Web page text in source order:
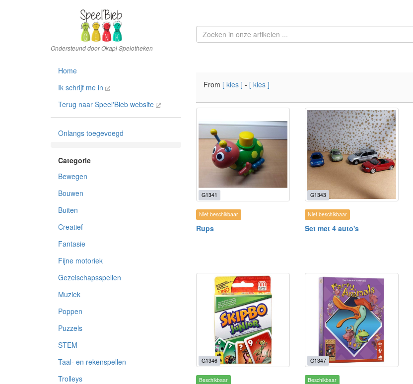
Home
Ik schrijf me in
Terug naar Speel'Bieb website
Onlangs toegevoegd
Bewegen
Bouwen
Buiten
Creatief
Fantasie
Fijne motoriek
Gezelschapsspellen
Muziek
Poppen
Puzzels
STEM
Taal- en rekenspellen
Trolleys
From [ kies ] - [ kies ]
G1341
Niet beschikbaar
Rups
G1343
Niet beschikbaar
Set met 4 auto's
G1346
Beschikbaar
G1347
Beschikbaar